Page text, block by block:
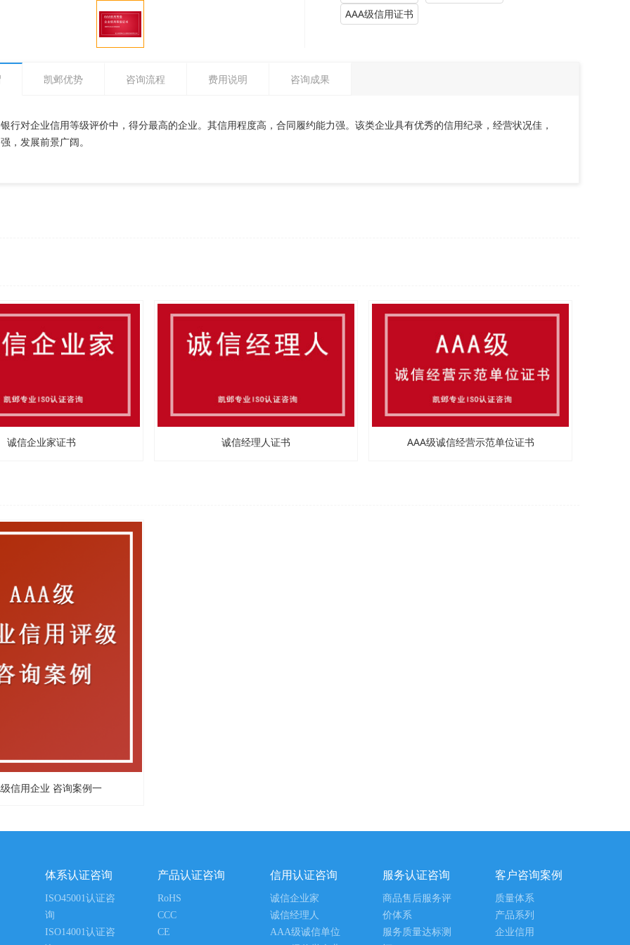
AAA级信用证书
凯邺优势 咨询流程 费用说明 咨询成果
行对企业信用等级评价中，得分最高的企业。其信用程度高，合同履约能力强。该类企业具有优秀的信用纪录，经营状况佳，
，发展前景广阔。
诚信企业家证书 诚信经理人证书 AAA级诚信经营示范单位证书
信用企业 咨询案例一
体系认证咨询
ISO45001认证咨
询
ISO14001认证咨
产品认证咨询
RoHS
CCC
CE
信用认证咨询
诚信企业家
诚信经理人
AAA级诚信单位
服务认证咨询
商品售后服务评
价体系
服务质量达标测
客户咨询案例
质量体系
产品系列
企业信用